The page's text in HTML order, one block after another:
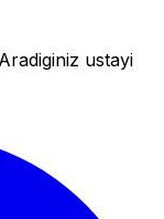
ustayi